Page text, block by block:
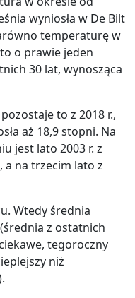
wyniosła w De Bilt
temperaturę w
o prawie jeden
30 lat, wynosząca
to z 2018 r.,
aż 18,9 stopni. Na
jest lato 2003 r. z
na trzecim lato z
Wtedy średnia
z ostatnich
tegoroczny
niż